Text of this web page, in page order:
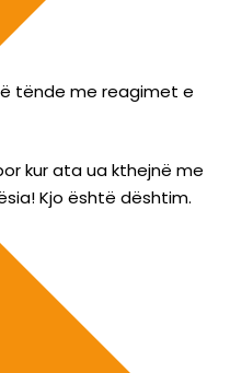
tënde me reagimet e
kur ata ua kthejnë me
Kjo është dështim.